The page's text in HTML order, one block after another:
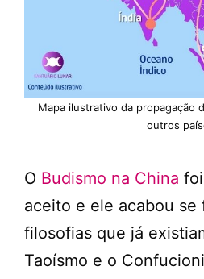
Mapa ilustrativo da propagação
outros
O Budismo na China
aceito e ele acabou se
filosofias que já
Taoísmo e o